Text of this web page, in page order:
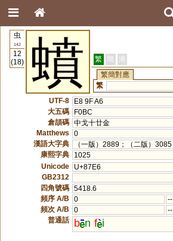
虫
142
12
(18)
蟦 繁 簡 港
繁簡對應
繁
UTF-8
E8 9F A6
大五碼
F0BC
倉頡碼 中戈十廿金
Matthews
0
漢語大字典
（一版）2889；（二版）3085
康熙字典
1025
Unicode
U+87E6
GB2312
四角號碼 5418.6
頻序 A/B
0
--
頻次 A/B
0
--
普通話
b n f i